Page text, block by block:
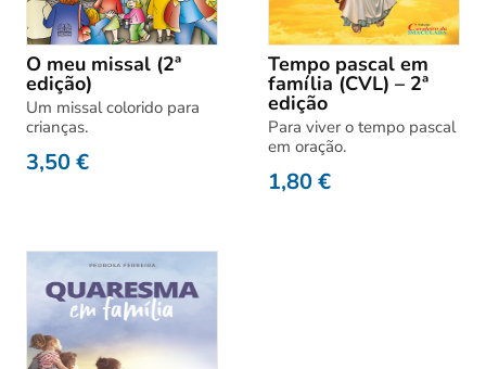
O meu missal (2ª
edição)
Um missal colorido para
crianças.
3,50€
Tempo pascal em
família (CVL) – 2ª
edição
Para viver o tempo pascal
em oração.
1,80€